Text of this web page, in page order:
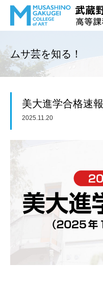
ムサ芸を知る！
美大進学合格速報
2025.11.20